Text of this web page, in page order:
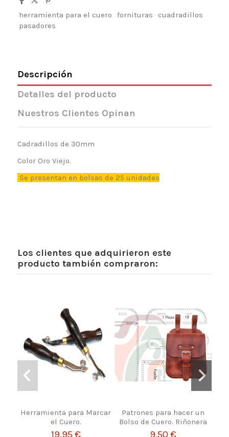
herramienta para el cuero fornituras
cuadradillos
pasadores
Descripción
Detalles del producto
Nuestros Clientes Opinan
Cadradillos de 30mm
Color Oro Viejo.
Se presentan en bolsas de 25 unidades
Los clientes que adquirieron este
producto también compraron:
Herramienta para Marcar
el Cuero.
19,95 €
Patrones para hacer un
Bolso de Cuero. Riñonera
9,50 €